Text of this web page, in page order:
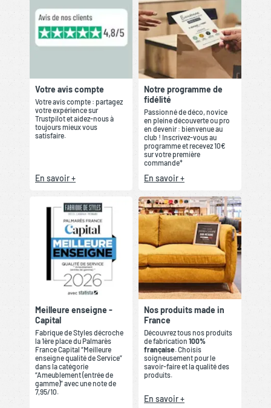
Votre avis compte
Votre avis compte : partagez
votre expérience sur
Trustpilot et aidez-nous à
toujours mieux vous
satisfaire.
En savoir +
Notre programme de
fidélité
Passionné de déco, novice
en pleine découverte ou pro
en devenir : bienvenue au
club ! Inscrivez-vous au
programme et recevez 10€
sur votre première
commande*
En savoir +
Meilleure enseigne -
Capital
Fabrique de Styles décroche
la 1ère place du Palmarès
France Capital “Meilleure
enseigne qualité de Service”
dans la catégorie
“Ameublement (entrée de
gamme)” avec une note de
7,95/10.
Nos produits made in
France
Découvrez tous nos produits
de fabrication 100%
française. Choisis
soigneusement pour le
savoir-faire et la qualité des
produits.
En savoir +